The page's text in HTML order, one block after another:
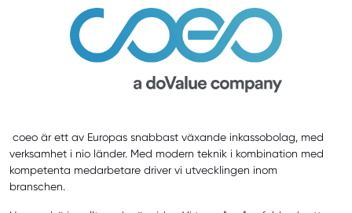
coeo är ett av Europas snabbast växande inkassobolag, med
verksamhet i nio länder. Med modern teknik i kombination med
kompetenta medarbetare driver vi utvecklingen inom
branschen.